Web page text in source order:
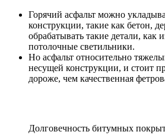
Горячий асфальт можно
конструкции, такие как бетон,
обрабатывать такие детали, как
потолочные светильники.
Но асфальт относительно
несущей конструкции, и стоит
дороже, чем качественная
Долговечность битумных